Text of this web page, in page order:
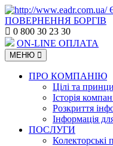
ПОВЕРНЕННЯ БОРГІВ
0 800 30 23 30
ON-LINE ОПЛАТА
МЕНЮ
ПРО КОМПАНІЮ
Цілі та
Історія
Розкриття
Інформація
ПОСЛУГИ
Колекторські